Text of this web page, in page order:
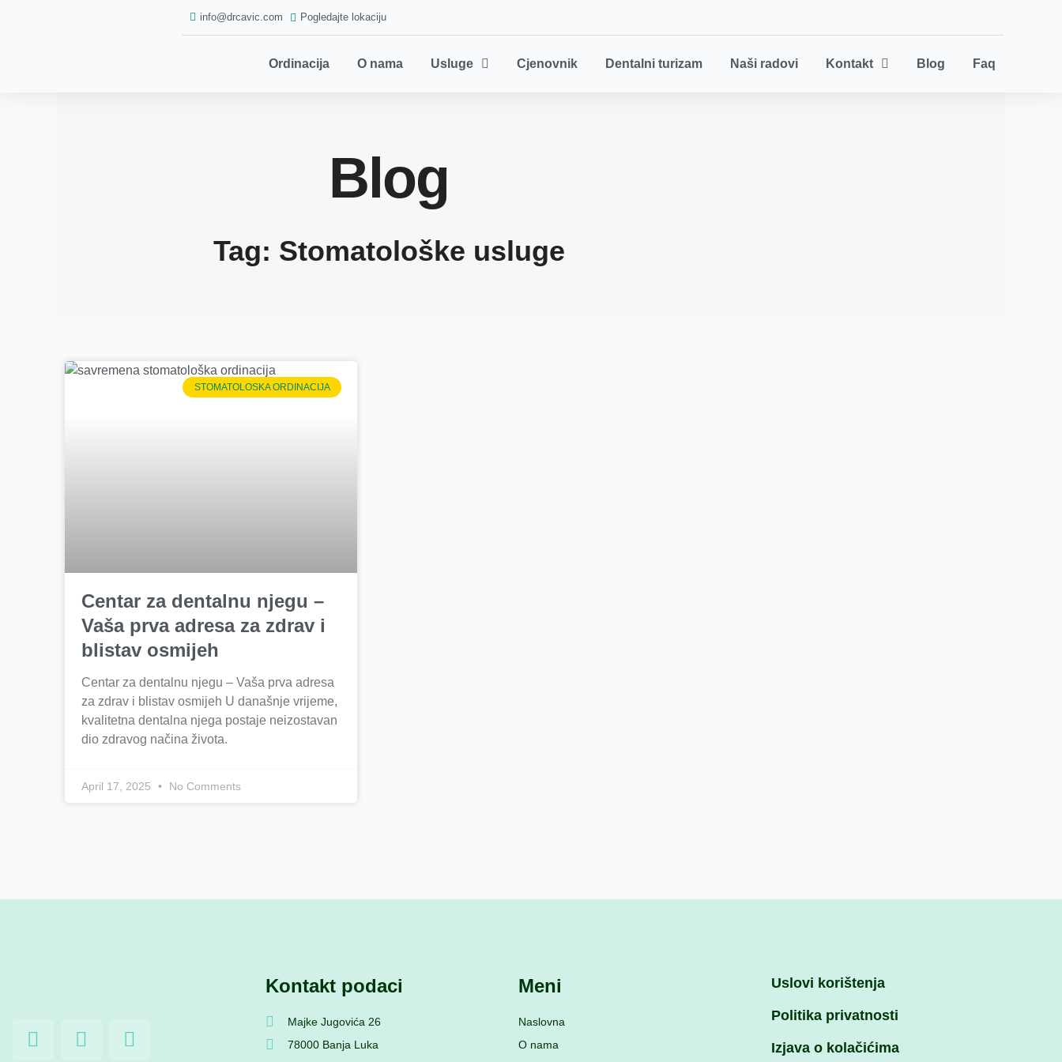
info@drcavic.com Pogledajte lokaciju
Ordinacija O nama Usluge Cjenovnik Dentalni turizam Naši radovi Kontakt Blog Faq
Blog
Tag: Stomatološke usluge
STOMATOLOSKA ORDINACIJA
Centar za dentalnu njegu –
Vaša prva adresa za zdrav i
blistav osmijeh
Centar za dentalnu njegu – Vaša prva adresa
za zdrav i blistav osmijeh U današnje vrijeme,
kvalitetna dentalna njega postaje neizostavan
dio zdravog načina života.
April 17, 2025 No Comments
F
a
I
n
Y
o
Kontakt podaci
Majke Jugovića 26
78000 Banja Luka
Meni
Naslovna
O nama
Uslovi korištenja
Politika privatnosti
Izjava o kolačićima